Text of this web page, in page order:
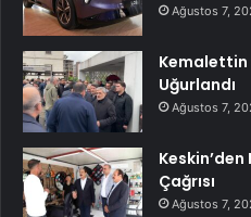
Ağustos 7,
Kemalettin
Uğurlandı
Ağustos 7,
Çağrısı
Ağustos 7,